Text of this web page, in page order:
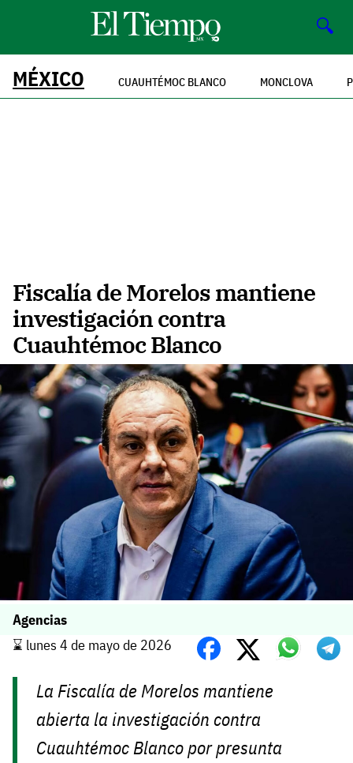
🔍
MÉXICO CUAUHTÉMOC BLANCO MONCLOVA
Fiscalía de Morelos mantiene
investigación contra
Cuauhtémoc Blanco
Agencias
⌛️ lunes 4 de mayo de 2026
La Fiscalía de Morelos mantiene
abierta la investigación contra
Cuauhtémoc Blanco por presunta